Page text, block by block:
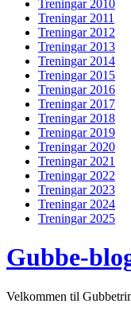
Treningar 2010
Treningar 2011
Treningar 2012
Treningar 2013
Treningar 2014
Treningar 2015
Treningar 2016
Treningar 2017
Treningar 2018
Treningar 2019
Treningar 2020
Treningar 2021
Treningar 2022
Treningar 2023
Treningar 2024
Treningar 2025
Gubbe-
Velkommen til